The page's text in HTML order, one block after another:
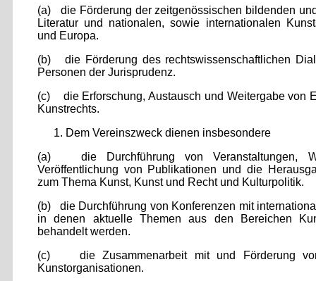
(a) die Förderung der zeitgenössischen bildenden
Literatur und nationalen, sowie internationalen
und Europa.
(b) die Förderung des rechtswissenschaftlichen
Personen der Jurisprudenz.
(c) die Erforschung, Austausch und Weitergabe von
Kunstrechts.
Dem Vereinszweck dienen insbesondere
(a) die Durchführung von Veranstaltungen,
Veröffentlichung von Publikationen und die
zum Thema Kunst, Kunst und Recht und Kulturpolitik.
(b) die Durchführung von Konferenzen mit
in denen aktuelle Themen aus den Bereichen
behandelt werden.
(c) die Zusammenarbeit mit und Förderung
Kunstorganisationen.